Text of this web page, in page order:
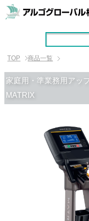
TOP 商品一覧
家庭用・準業務用アッ
MATRIX